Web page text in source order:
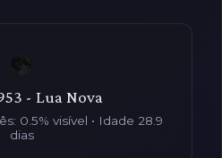
- Lua Nova
0.5% visível • Idade 28.9
dias